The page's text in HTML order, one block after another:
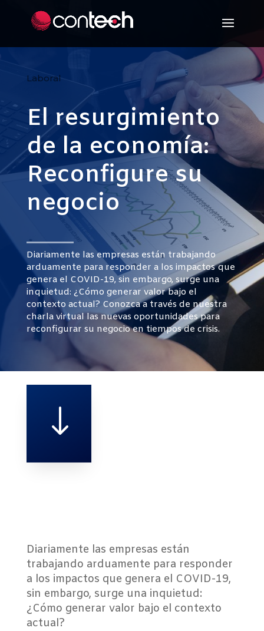
Laboral
El resurgimiento
de la economía:
Reconfigure su
negocio
Diariamente las empresas están trabajando
arduamente para responder a los impactos que
genera el COVID-19, sin embargo, surge una
inquietud: ¿Cómo generar valor bajo el
contexto actual? Conozca a través de nuestra
charla virtual las nuevas oportunidades para
reconfigurar su negocio en tiempos de crisis.
"
Diariamente las empresas están
trabajando arduamente para responder
a los impactos que genera el COVID-19,
sin embargo, surge una inquietud:
¿Cómo generar valor bajo el contexto
actual?